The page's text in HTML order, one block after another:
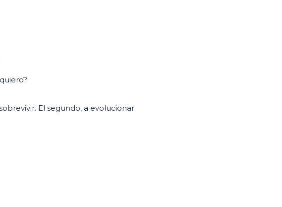
El segundo, a evolucionar.